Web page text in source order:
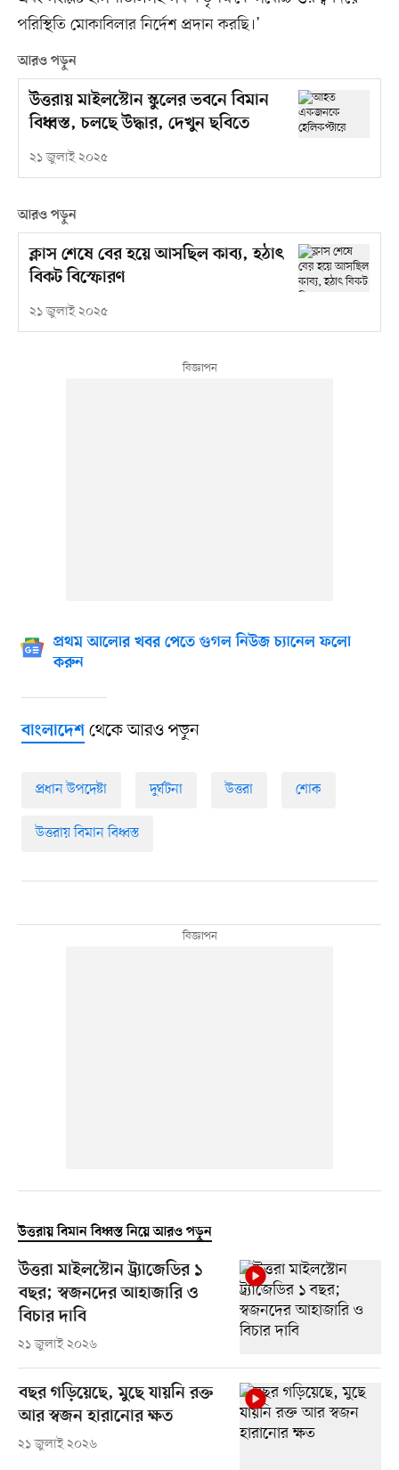
পরিস্থিতি মোকাবিলার নির্দেশ প্রদান করছি।’
আরও পড়ুন
উত্তরায় মাইলস্টোন স্কুলের ভবনে বিমান
বিধ্বস্ত, চলছে উদ্ধার, দেখুন ছবিতে
২১ জুলাই ২০২৫
আরও পড়ুন
ক্লাস শেষে বের হয়ে আসছিল কাব্য, হঠাৎ
বিকট বিস্ফোরণ
২১ জুলাই ২০২৫
প্রথম আলোর খবর পেতে গুগল নিউজ চ্যানেল ফলো
করুন
বাংলাদেশথেকে আরও পড়ুন
প্রধান উপদেষ্টা দুর্ঘটনা উত্তরা শোক
উত্তরায় বিমান বিধ্বস্ত
উত্তরায় বিমান বিধ্বস্ত নিয়ে আরও পড়ুন
উত্তরা মাইলস্টোন ট্র্যাজেডির ১
বছর; স্বজনদের আহাজারি ও
বিচার দাবি
২১ জুলাই ২০২৬
বছর গড়িয়েছে, মুছে যায়নি রক্ত
আর স্বজন হারানোর ক্ষত
২১ জুলাই ২০২৬